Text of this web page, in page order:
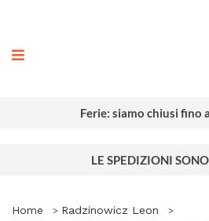
Ferie: siamo chiusi fino
LE SPEDIZIONI SONO
Home
Radzinowicz Leon